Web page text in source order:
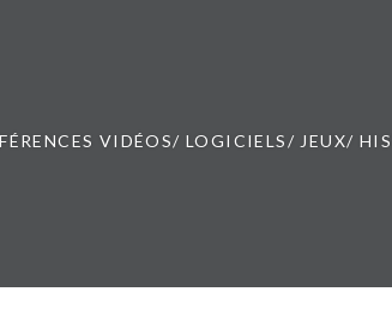
VIDÉOS/ LOGICIELS/ JEUX/